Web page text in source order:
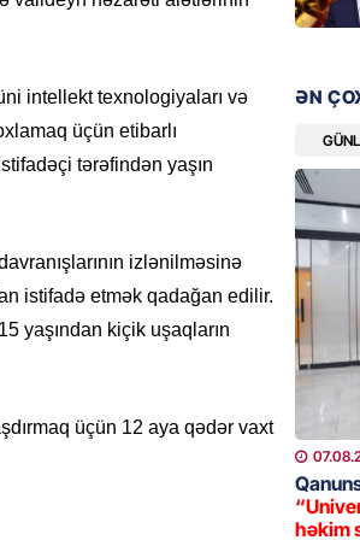
intellekt texnologiyaları və
üçün etibarlı
tərəfindən yaşın
izlənilməsinə
istifadə etmək qadağan edilir.
yaşından kiçik uşaqların
üçün 12 aya qədər vaxt
GÜNDƏM
18 il
MANŞET
17
olundu
BANNER
Bu
qərarı
ƏN
həkim